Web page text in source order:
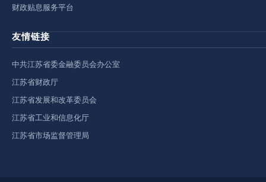
财政贴息服务平台
友情链接
中共江苏省委金融委员会办公室
江苏省财政厅
江苏省发展和改革委员会
江苏省工业和信息化厅
江苏省市场监督管理局